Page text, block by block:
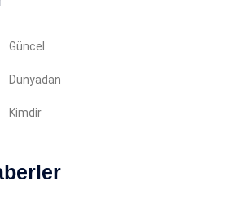
Güncel
Dünyadan
Kimdir